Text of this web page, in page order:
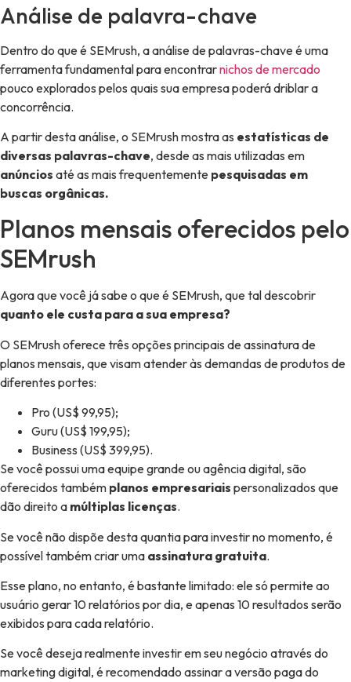
Análise de palavra-chave
Dentro do que é SEMrush, a análise de palavras-chave é uma
ferramenta fundamental para encontrarnichos de mercado
pouco explorados pelos quais sua empresa poderá driblar a
concorrência.
A partir desta análise, o SEMrush mostra as estatísticas de
diversas palavras-chave, desde as mais utilizadas em
anúncios até as mais frequentemente pesquisadas em
buscas orgânicas.
Planos mensais oferecidos pelo
SEMrush
Agora que você já sabe o que é SEMrush, que tal descobrir
quanto ele custa para a sua empresa?
O SEMrush oferece três opções principais de assinatura de
planos mensais, que visam atender às demandas de produtos de
diferentes portes:
Pro (US$ 99,95);
Guru (US$ 199,95);
Business (US$ 399,95).
Se você possui uma equipe grande ou agência digital, são
oferecidos também planos empresariais personalizados que
dão direito a múltiplas licenças.
Se você não dispõe desta quantia para investir no momento, é
possível também criar uma assinatura gratuita.
Esse plano, no entanto, é bastante limitado: ele só permite ao
usuário gerar 10 relatórios por dia, e apenas 10 resultados serão
exibidos para cada relatório.
Se você deseja realmente investir em seu negócio através do
marketing digital, é recomendado assinar a versão paga do